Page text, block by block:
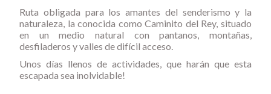
Ruta obligada para los amantes del senderismo y la
naturaleza, la conocida como Caminito del Rey, situado
en un medio natural con pantanos, montañas,
desfiladeros y valles de difícil acceso.
Unos días llenos de actividades, que harán que esta
escapada sea inolvidable!